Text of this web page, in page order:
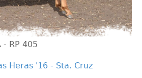
- RP 405
Heras '16 - Sta. Cruz